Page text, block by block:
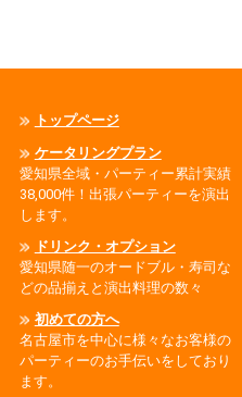
トップページ
ケータリングプラン
愛知県全域・パーティー累計実績
38,000件！出張パーティーを演出
します。
ドリンク・オプション
愛知県随一のオードブル・寿司な
どの品揃えと演出料理の数々
初めての方へ
名古屋市を中心に様々なお客様の
パーティーのお手伝いをしており
ます。